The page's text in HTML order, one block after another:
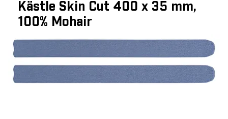
Kästle Skin Cut 400 x 35 mm,
100% Mohair